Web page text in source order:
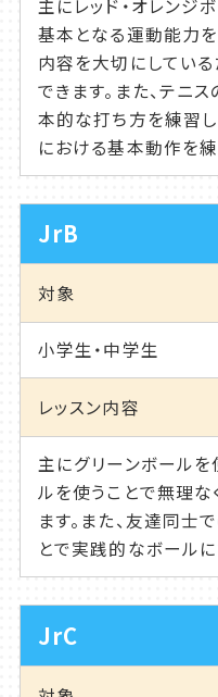
主にレッド・オレンジ
基本となる運動能力
内容を大切にしてい
できます。また、テニ
本的な打ち方を練習し
における基本動作を練
JrB
対象
小学生・中学生
レッスン内容
主にグリーンボールを
ルを使うことで無理な
ます。また、友達同士
とで実践的なボール
JrC